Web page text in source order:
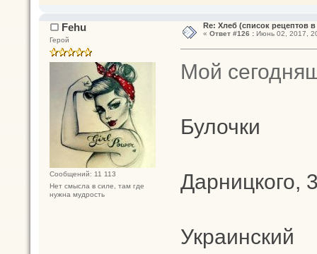
Fehu
Герой
Сообщений: 11 113
Нет смысла в силе, там где
нужна мудрость
Re: Хлеб (список рецептов
« Ответ #126 :Июнь 02, 2017,
Мой
Булочки
Дарницкого,
Украинский